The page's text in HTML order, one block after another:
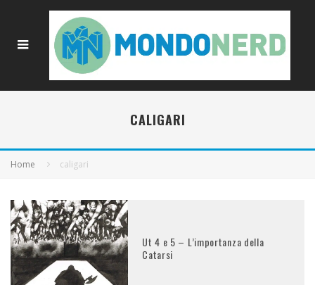
CALIGARI
Home caligari
Ut 4 e 5 – L’importanza della
Catarsi